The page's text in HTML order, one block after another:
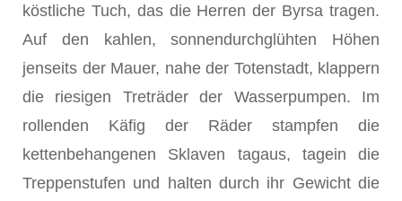
köstliche Tuch, das die Herren der Byrsa tragen.
Auf den kahlen, sonnendurchglühten Höhen
jenseits der Mauer, nahe der Totenstadt, klappern
die riesigen Treträder der Wasserpumpen. Im
rollenden Käfig der Räder stampfen die
kettenbehangenen Sklaven tagaus, tagein die
Treppenstufen und halten durch ihr Gewicht die